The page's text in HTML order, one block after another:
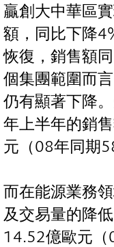
贏創大中華區
額，同比下降
恢復，銷售額
個集團範圍而
仍有顯著下降
年上半年的銷
元（08年同期
而在能源業務
及交易量的降
14.52億歐元（